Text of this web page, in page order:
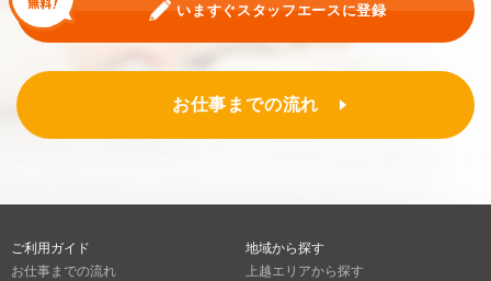
いますぐスタッフエースに登録
お仕事までの流れ
ご利用ガイド
お仕事までの流れ
地域から探す
上越エリアから探す